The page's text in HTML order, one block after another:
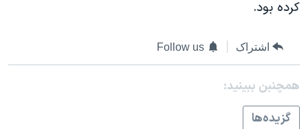
اعتراضات مردمی آبان ۹۸
اسرائیل در جنگ
نرگس محمدی برنده جایزه نوبل صلح
همایش محافظه‌کاران آمریکا «سی‌پک»
صفحه‌های ویژه
کرده بود.
اشتراک Follow us
همچنبن ببینید:
گزيده‌ها